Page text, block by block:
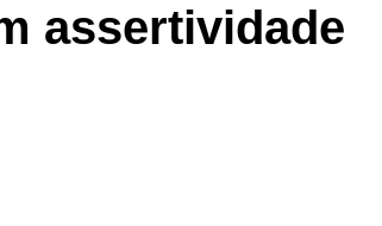
assertividade